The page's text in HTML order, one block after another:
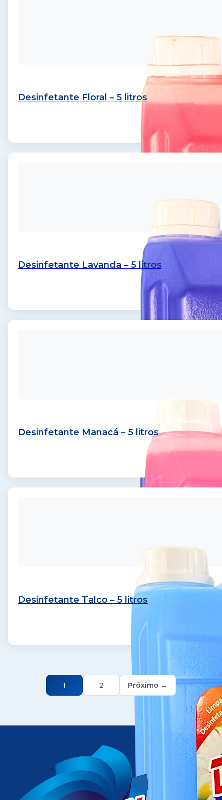
Desinfetante Floral – 5 litros
Desinfetante Lavanda – 5 litros
Desinfetante Manacá – 5 litros
Desinfetante Talco – 5 litros
1 2 Próximo →